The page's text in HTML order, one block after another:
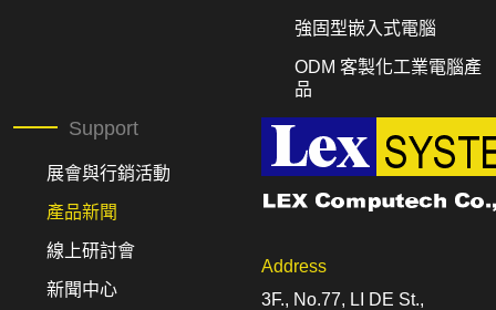
強固型嵌入式電腦
ODM 客製化工業電腦產
品
Support
展會與行銷活動
產品新聞
線上研討會
新聞中心
Address
3F., No.77, LI DE St.,